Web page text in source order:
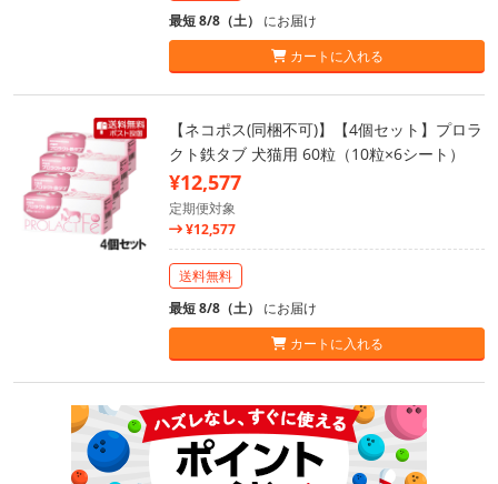
最短 8/8（土） にお届け
カートに入れる
【ネコポス(同梱不可)】【4個セット】プロラ
クト鉄タブ 犬猫用 60粒（10粒×6シート）
¥12,577
定期便対象
¥12,577
送料無料
最短 8/8（土） にお届け
カートに入れる